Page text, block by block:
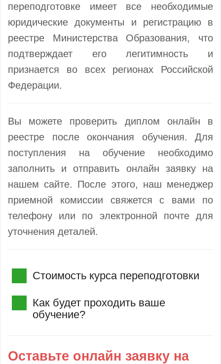
переподготовке имеет все необходимые
юридические документы и регистрацию в
реестре Министерства Образования, что
подтверждает его легитимность и
признается во всех регионах Российской
Федерации.
Вы можете проверить диплом онлайн в
реестре после окончания обучения. Для
поступления на обучение необходимо
заполнить и отправить онлайн заявку на
нашем сайте. После этого, наш менеджер
приемной комиссии свяжется с вами по
телефону или по электронной почте для
уточнения деталей.
Стоимость курса переподготовки
Как будет проходить ваше
обучение?
Оставьте онлайн заявку на